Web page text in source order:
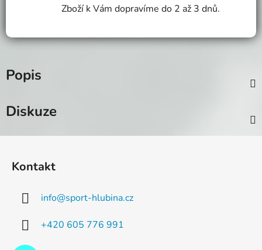
Zboží k Vám dopravíme do 2 až 3 dnů.
Popis
Diskuze
Kontakt
info@sport-hlubina.cz
+420 605 776 991